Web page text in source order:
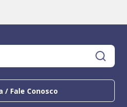
/ Fale Conosco